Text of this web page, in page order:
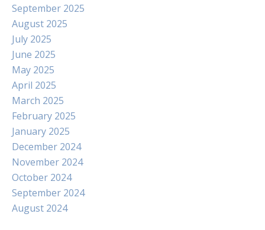
September 2025
August 2025
July 2025
June 2025
May 2025
April 2025
March 2025
February 2025
January 2025
December 2024
November 2024
October 2024
September 2024
August 2024